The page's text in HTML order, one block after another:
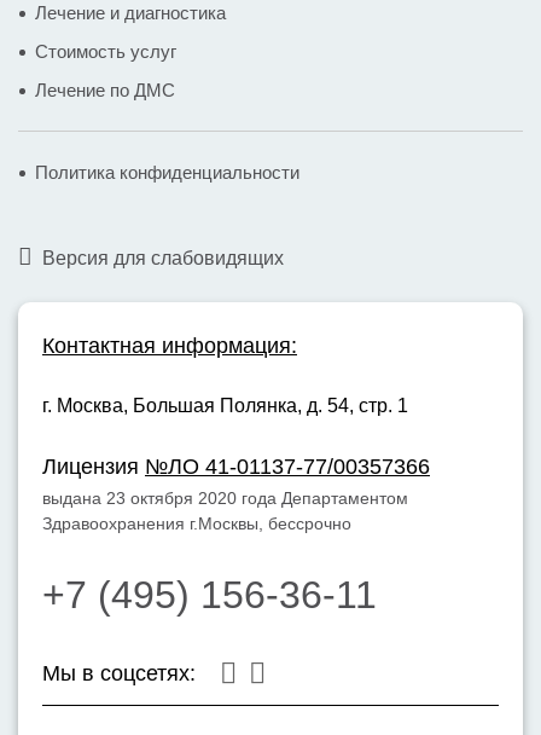
Лечение и диагностика
Стоимость услуг
Лечение по ДМС
Политика конфиденциальности
Версия для слабовидящих
Контактная информация:
г. Москва, Большая Полянка, д. 54, стр. 1
Лицензия №ЛО 41-01137-77/00357366
выдана 23 октября 2020 года Департаментом
Здравоохранения г.Москвы, бессрочно
+7 (495) 156-36-11
Мы в соцсетях: